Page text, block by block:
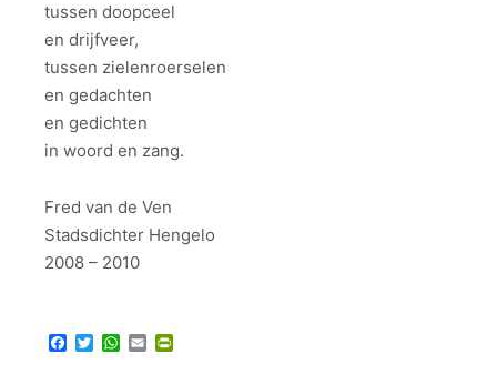
tussen doopceel
en drijfveer,
tussen zielenroerselen
en gedachten
en gedichten
in woord en zang.
Fred van de Ven
Stadsdichter Hengelo
2008 – 2010
Facebook
TwitterWhatsApp
Email